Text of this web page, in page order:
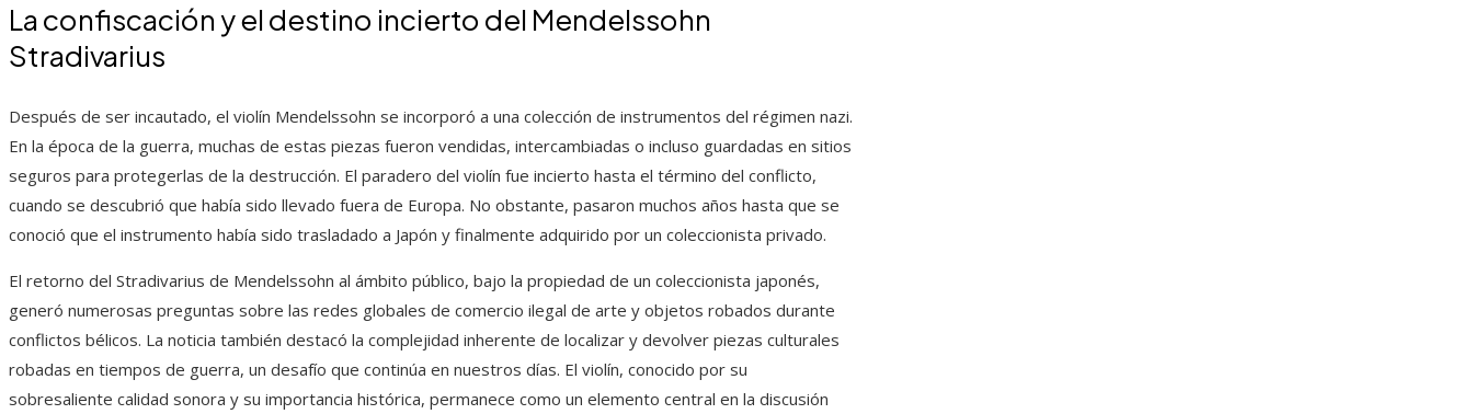
La confiscación y el destino incierto del Mendelssohn
Stradivarius
Después de ser incautado, el violín Mendelssohn se incorporó a una colección de instrumentos del régimen nazi.
En la época de la guerra, muchas de estas piezas fueron vendidas, intercambiadas o incluso guardadas en sitios
seguros para protegerlas de la destrucción. El paradero del violín fue incierto hasta el término del conflicto,
cuando se descubrió que había sido llevado fuera de Europa. No obstante, pasaron muchos años hasta que se
conoció que el instrumento había sido trasladado a Japón y finalmente adquirido por un coleccionista privado.
El retorno del Stradivarius de Mendelssohn al ámbito público, bajo la propiedad de un coleccionista japonés,
generó numerosas preguntas sobre las redes globales de comercio ilegal de arte y objetos robados durante
conflictos bélicos. La noticia también destacó la complejidad inherente de localizar y devolver piezas culturales
robadas en tiempos de guerra, un desafío que continúa en nuestros días. El violín, conocido por su
sobresaliente calidad sonora y su importancia histórica, permanece como un elemento central en la discusión